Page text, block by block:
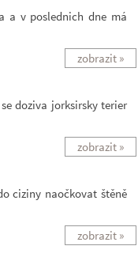
a v poslednich dne má
zobrazit »
doziva jorksirsky terier
zobrazit »
ciziny naočkovat štěně
zobrazit »